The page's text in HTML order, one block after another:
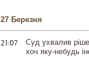
27 Березня
21:07
Суд ухвалив
хоч яку-небудь